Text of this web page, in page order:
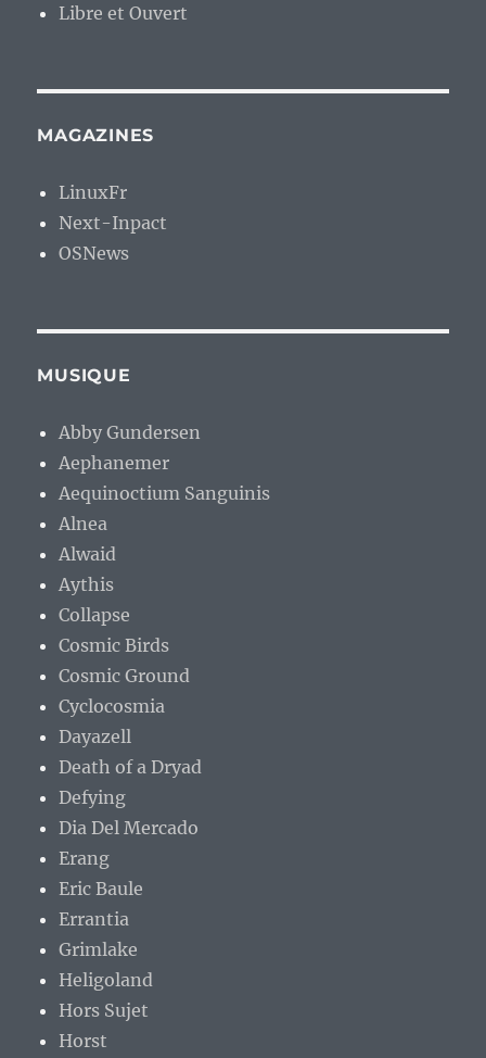
Libre et Ouvert
MAGAZINES
LinuxFr
Next-Inpact
OSNews
MUSIQUE
Abby Gundersen
Aephanemer
Aequinoctium Sanguinis
Alnea
Alwaid
Aythis
Collapse
Cosmic Birds
Cosmic Ground
Cyclocosmia
Dayazell
Death of a Dryad
Defying
Dia Del Mercado
Erang
Eric Baule
Errantia
Grimlake
Heligoland
Hors Sujet
Horst